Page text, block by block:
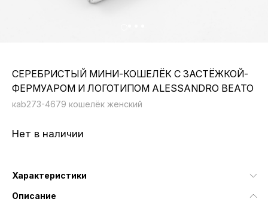
СЕРЕБРИСТЫЙ МИНИ-КОШЕЛЁК С ЗАСТЁЖКОЙ-
ФЕРМУАРОМ И ЛОГОТИПОМ ALESSANDRO BEATO
кab273-4679 кошелёк женский
Нет в наличии
Характеристики
Описание